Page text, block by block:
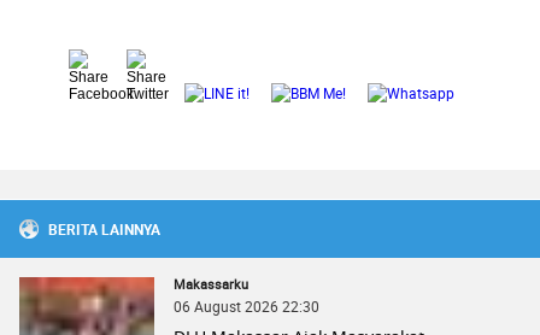
BERITA LAINNYA
Makassarku
06 August 2026 22:30